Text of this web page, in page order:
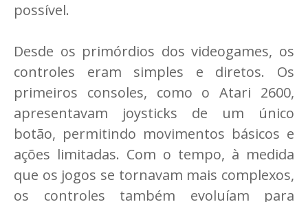
possível.
Desde os primórdios dos videogames, os
controles eram simples e diretos. Os
primeiros consoles, como o Atari 2600,
apresentavam joysticks de um único
botão, permitindo movimentos básicos e
ações limitadas. Com o tempo, à medida
que os jogos se tornavam mais complexos,
os controles também evoluíam para